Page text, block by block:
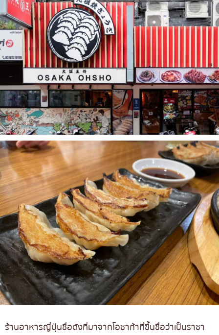
ร้านอาหารญี่ปุ่นชื่อดังที่มาจากโอซาก้าที่ขึ้นชื่อว่าเป็นราชา